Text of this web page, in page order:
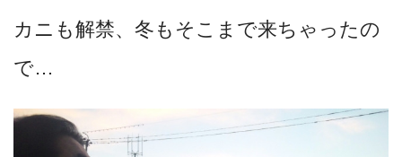
カニも解禁、冬もそこまで来ちゃったの
で…